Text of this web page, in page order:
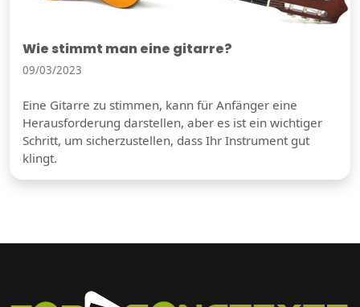
Wie stimmt man eine gitarre?
09/03/2023
Eine Gitarre zu stimmen, kann für Anfänger eine
Herausforderung darstellen, aber es ist ein wichtiger
Schritt, um sicherzustellen, dass Ihr Instrument gut
klingt.